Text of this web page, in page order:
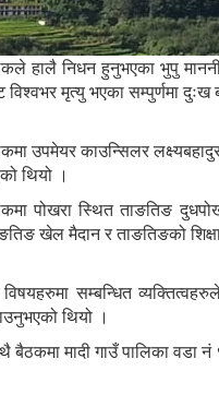
हालै निधन हुनुभएका भुपु
विश्वभर मृत्यु भएका सम्पुर्णमा
उपमेयर काउन्सिलर
थियो ।
पोखरा स्थित ताङतिङ
खेल मैदान र ताङतिङको
विषयहरुमा सम्बन्धित
थियो ।
बैठकमा मादी गाउँ पालिका वडा